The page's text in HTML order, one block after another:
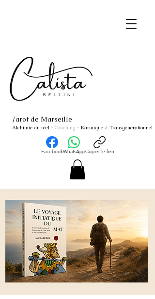
Tarot de Marseille
Alchimie du réel - Coaching - Karmique & Transgénérationnel
FacebookWhatsAppCopier le lien